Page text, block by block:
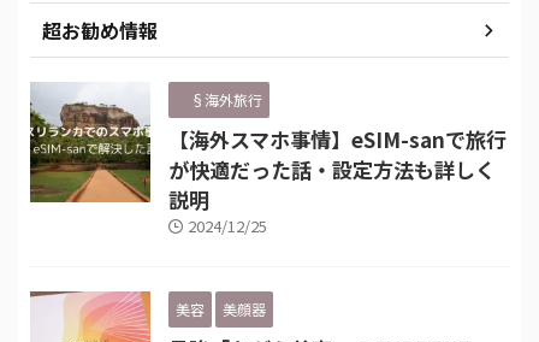
超お勧め情報
§海外旅行
【海外スマホ事情】eSIM-sanで旅行
が快適だった話・設定方法も詳しく
説明
2024/12/25
美容 美顔器